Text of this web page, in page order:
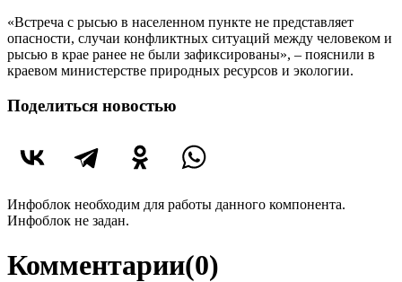
«Встреча с рысью в населенном пункте не представляет
опасности, случаи конфликтных ситуаций между человеком и
рысью в крае ранее не были зафиксированы», – пояснили в
краевом министерстве природных ресурсов и экологии.
Поделиться новостью
Инфоблок необходим для работы данного компонента.
Инфоблок не задан.
Комментарии(0)